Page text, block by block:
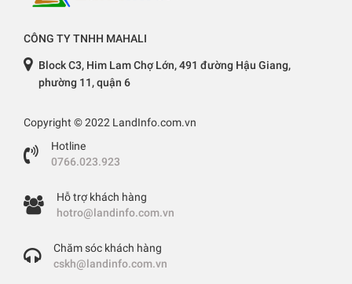
CÔNG TY TNHH MAHALI
Block C3, Him Lam Chợ Lớn, 491 đường Hậu Giang,
phường 11, quận 6
Copyright © 2022 LandInfo.com.vn
Hotline
0766.023.923
Hỗ trợ khách hàng
hotro@landinfo.com.vn
Chăm sóc khách hàng
cskh@landinfo.com.vn